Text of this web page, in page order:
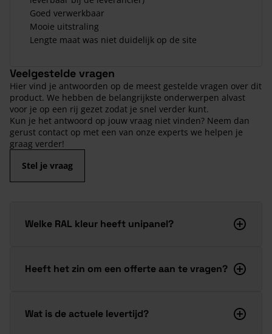
Goed verwerkbaar
Mooie uitstraling
Lengte maat was niet duidelijk op de site
Veelgestelde vragen
Hier vind je antwoorden op de meest gestelde vragen over dit
product. We hebben de belangrijkste onderwerpen alvast
voor je op een rij gezet zodat je snel verder kunt.
Kun je het antwoord op jouw vraag niet vinden? Neem dan
gerust contact op met een van onze experts we helpen je
graag verder!
Stel je vraag
Welke RAL kleur heeft unipanel?
Heeft het zin om een offerte aan te vragen?
Wat is de actuele levertijd?